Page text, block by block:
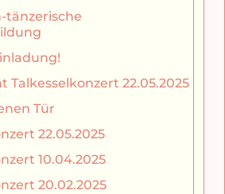
tänzerische
Talkesselkonzert 22.05.2025
Tür
22.05.2025
10.04.2025
20.02.2025